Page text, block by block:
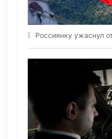
Россиянку ужаснул